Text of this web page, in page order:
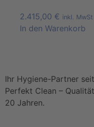
2.415,00 € inkl. MwSt
In den Warenkorb
Ihr Hygiene-Partner
Perfekt Clean –
20 Jahren.